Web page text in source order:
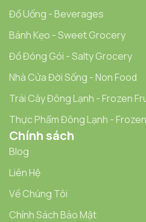
Đồ Uống - Beverages
Bánh Kẹo - Sweet Grocery
Đồ Đóng Gói - Salty Grocery
Nhà Cửa Đời Sống - Non Food
Trái Cây Đông Lạnh - Frozen
Thực Phẩm Đông Lạnh -
Chính sách
Blog
Liên Hệ
Về Chúng Tôi
Chính Sách Bảo Mật